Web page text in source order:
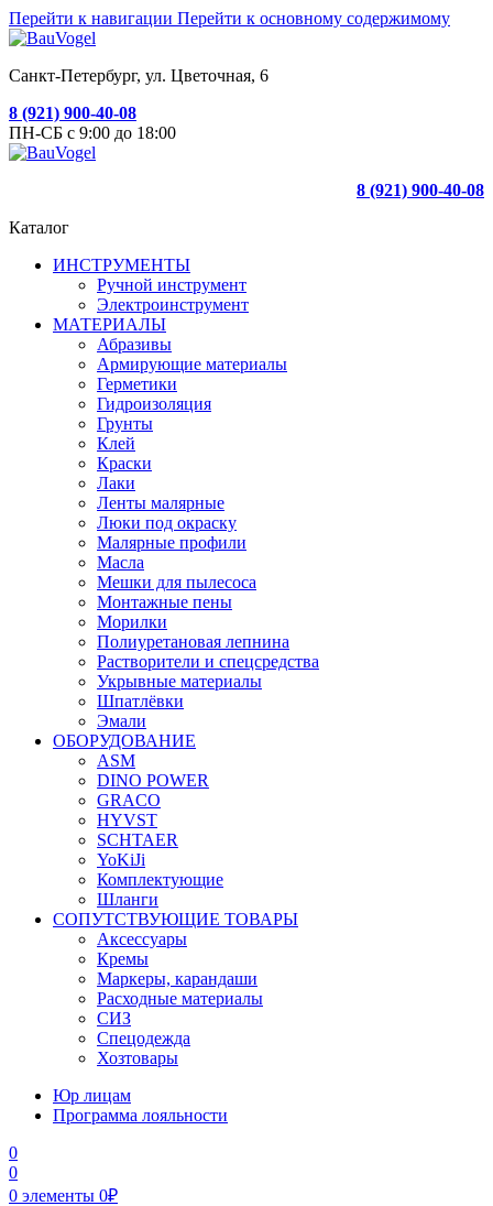
Перейти к навигации Перейти к основному содержимому
Санкт-Петербург, ул. Цветочная, 6
8 (921) 900-40-08
ПН-СБ с 9:00 до 18:00
8 (921) 900-40-08
Каталог
ИНСТРУМЕНТЫ
Ручной инструмент
Электроинструмент
МАТЕРИАЛЫ
Абразивы
Армирующие материалы
Герметики
Гидроизоляция
Грунты
Клей
Краски
Лаки
Ленты малярные
Люки под окраску
Малярные профили
Масла
Мешки для пылесоса
Монтажные пены
Морилки
Полиуретановая лепнина
Растворители и спецсредства
Укрывные материалы
Шпатлёвки
Эмали
ОБОРУДОВАНИЕ
ASM
DINO POWER
GRACO
HYVST
SCHTAER
YoKiJi
Комплектующие
Шланги
СОПУТСТВУЮЩИЕ ТОВАРЫ
Аксессуары
Кремы
Маркеры, карандаши
Расходные материалы
СИЗ
Спецодежда
Хозтовары
Юр лицам
Программа лояльности
0
0
0 элементы 0₽